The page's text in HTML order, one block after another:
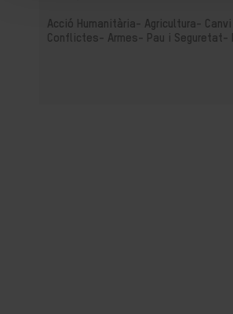
Acció Humanitària- Agricultura-
Conflictes- Armes- Pau i Seguretat-